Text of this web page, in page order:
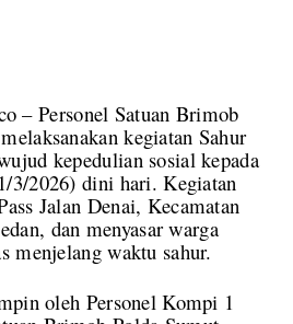
– Personel Satuan Brimob
kegiatan Sahur
kepedulian sosial kepada
3/2026) dini hari. Kegiatan
Jalan Denai, Kecamatan
dan menyasar warga
menjelang waktu sahur.
oleh Personel Kompi 1